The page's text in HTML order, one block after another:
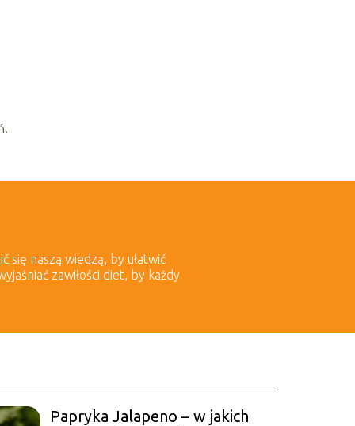
się naszą wiedzą, by ułatwić
zawiłości diet, by każdy
Papryka Jalapeno – w jakich